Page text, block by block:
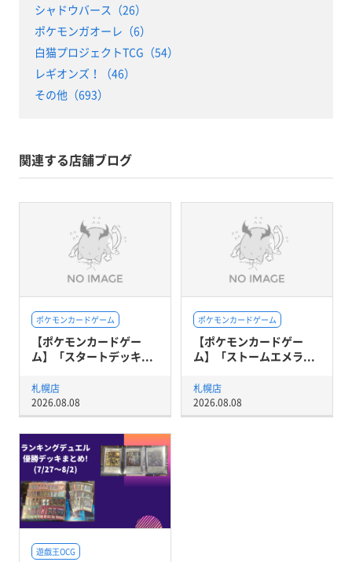
シャドウバース（26）
ポケモンガオーレ（6）
白猫プロジェクトTCG（54）
レギオンズ！（46）
その他（693）
関連する店舗ブログ
ポケモンカードゲーム
【ポケモンカードゲー
ム】「スタートデッキ...
札幌店
2026.08.08
ポケモンカードゲーム
【ポケモンカードゲー
ム】「ストームエメラ...
札幌店
2026.08.08
遊戯王OCG